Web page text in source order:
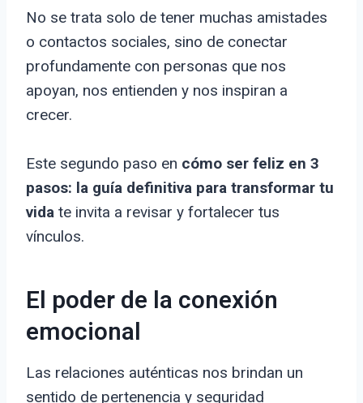
No se trata solo de tener muchas amistades
o contactos sociales, sino de conectar
profundamente con personas que nos
apoyan, nos entienden y nos inspiran a
crecer.
Este segundo paso en cómo ser feliz en 3
pasos: la guía definitiva para transformar tu
vida te invita a revisar y fortalecer tus
vínculos.
El poder de la conexión
emocional
Las relaciones auténticas nos brindan un
sentido de pertenencia y seguridad